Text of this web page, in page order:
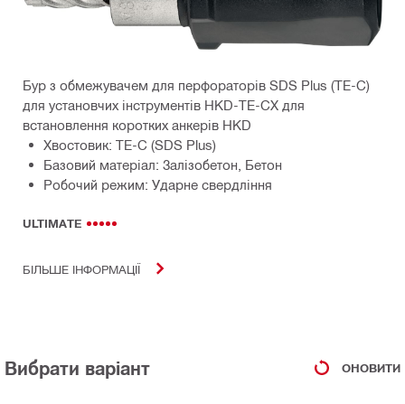
Бур з обмежувачем для перфораторів SDS Plus (TE-C)
для установчих інструментів HKD-TE-CX для
встановлення коротких анкерів HKD
Хвостовик: TE-C (SDS Plus)
Базовий матеріал: Залізобетон, Бетон
Робочий режим: Ударне свердління
ULTIMATE
БІЛЬШЕ ІНФОРМАЦІЇ
Вибрати варіант ОНОВИТИ